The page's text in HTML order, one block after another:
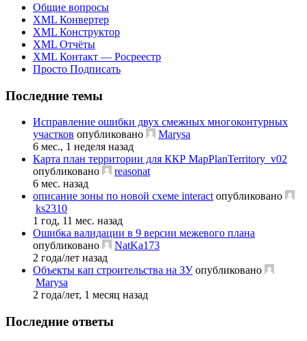
Общие вопросы
XML Конвертер
XML Конструктор
XML Отчёты
XML Контакт — Росреестр
Просто Подписать
Последние темы
Исправление ошибки двух смежных многоконтурных
участков опубликовано
Marysa
6 мес., 1 неделя назад
Карта план территории для ККР MapPlanTerritory_v02
опубликовано
reasonat
6 мес. назад
описание зоны по новой схеме interact опубликовано
ks2310
1 год, 11 мес. назад
Ошибка валидации в 9 версии межевого плана
опубликовано
NatKa173
2 года/лет назад
Объекты кап строительства на ЗУопубликовано
Marysa
2 года/лет, 1 месяц назад
Последние ответы